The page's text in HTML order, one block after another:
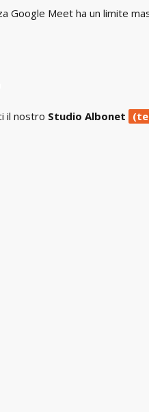
Google Meet ha un limite
il nostro Studio Albonet